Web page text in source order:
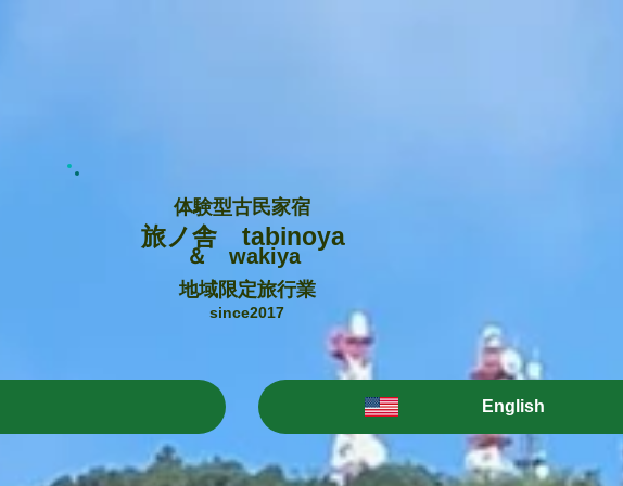
体験型古民家宿
旅ノ舎 tabinoya
＆ wakiya
地域限定旅行業
since2017
English